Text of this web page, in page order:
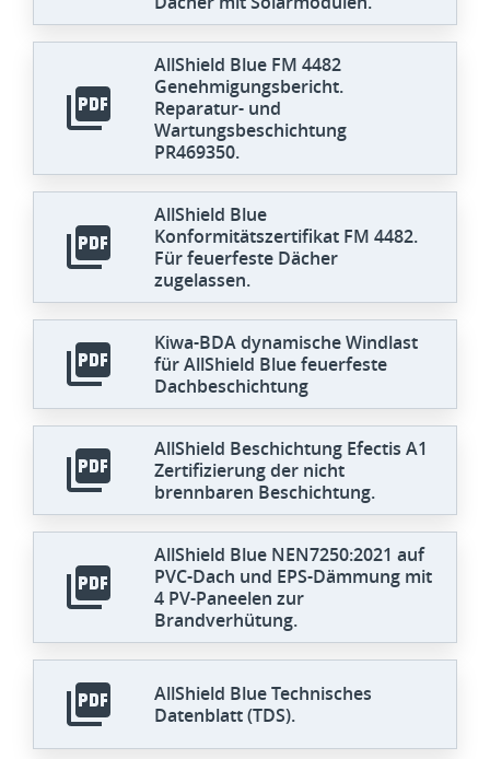
AllShield Blue FM 4482
Genehmigungsbericht.
Reparatur- und
Wartungsbeschichtung
PR469350.
AllShield Blue
Konformitätszertifikat FM 4482.
Für feuerfeste Dächer
zugelassen.
Kiwa-BDA dynamische Windlast
für AllShield Blue feuerfeste
Dachbeschichtung
AllShield Beschichtung Efectis A1
Zertifizierung der nicht
brennbaren Beschichtung.
AllShield Blue NEN7250:2021 auf
PVC-Dach und EPS-Dämmung mit
4 PV-Paneelen zur
Brandverhütung.
AllShield Blue Technisches
Datenblatt (TDS).